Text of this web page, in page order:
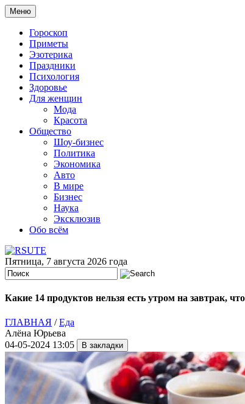
Меню
Гороскоп
Приметы
Эзотерика
Праздники
Психология
Здоровье
Для женщин
Мода
Красота
Общество
Шоу-бизнес
Политика
Экономика
Авто
В мире
Бизнес
Наука
Эксклюзив
Обо всём
Пятница, 7 августа 2026 года
Какие 14 продуктов нельзя есть утром на завтрак,
ГЛАВНАЯ /Еда
Алёна Юрьева
04-05-2024 13:05